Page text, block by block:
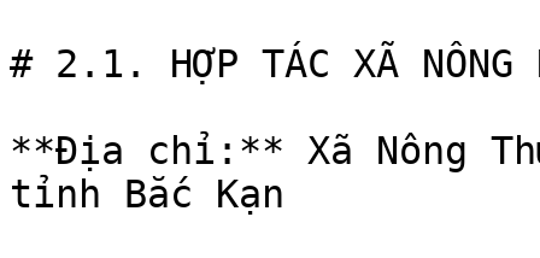
# 2.1. HỢP TÁC XÃ NÔNG
**Địa chỉ:** Xã Nông
tỉnh Bắc Kạn